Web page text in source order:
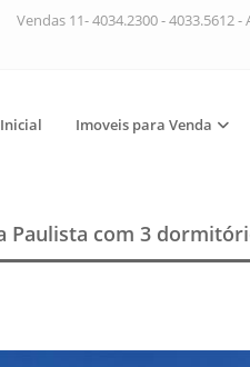
Vendas 11- 4034.2300 - 4033.5612
Imoveis para Venda
Paulista com 3